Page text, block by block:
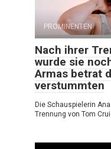
PROMINENTEN
Nach ihrer
wurde sie
Armas betrat
verstummten
Die Schauspielerin
Trennung von Tom